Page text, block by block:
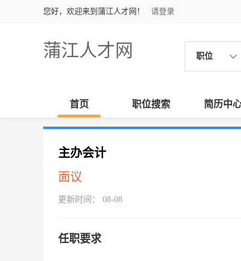
您好，欢迎来到蒲江人才网！ 请登录
蒲江人才网 职位
首页 职位搜索 简历中
主办会计
面议
更新时间： 08-08
任职要求